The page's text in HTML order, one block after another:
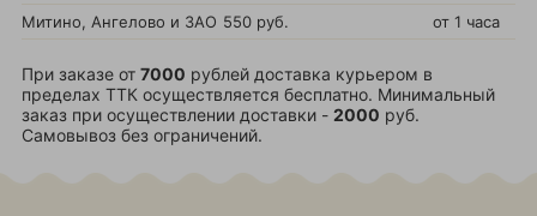
Митино, Ангелово и ЗАО 550 руб. от 1 часа
При заказе от 7000 рублей доставка курьером в
пределах ТТК осуществляется бесплатно. Минимальный
заказ при осуществлении доставки - 2000 руб.
Самовывоз без ограничений.